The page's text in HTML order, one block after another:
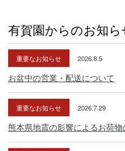
有賀園からのお知ら
重要なお知らせ 2026.8.5
お盆中の営業・配送について
重要なお知らせ 2026.7.29
熊本県地震の影響によるお荷